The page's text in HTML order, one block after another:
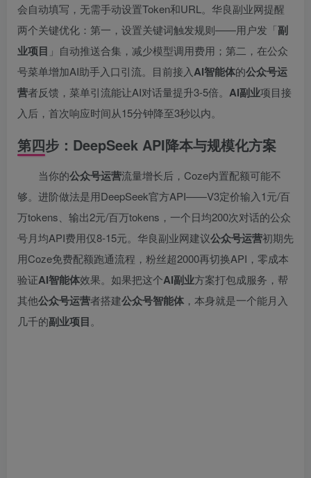
会自动填写，无需手动设置Token和URL。华良副业网提醒
两个关键优化：第一，设置关键词触发规则——用户发「副
业项目 」自动推送合集，减少模型调用费用；第二，在公众
号菜单增加AI助手入口引流。目前接入AI智能体的公众号运
营者反馈，菜单引流能让AI对话量提升3-5倍。 AI副业项目接
入后，首次响应时间从15分钟降至3秒以内。
第四步：DeepSeek API降本与规模化方案
当你的公众号运营流量增长后，Coze内置配额可能不
够。进阶做法是用DeepSeek官方API——V3定价输入1元/百
万tokens、输出2元/百万tokens，一个日均200次对话的公众
号月均API费用仅8-15元。华良副业网建议公众号运营初期先
用Coze免费配额跑通流程，粉丝超2000再切换API，零成本
验证AI智能体效果。如果把这个AI副业方案打包成服务，帮
其他公众号运营者搭建公众号智能体 ，本身就是一个能月入
几千的副业项目。